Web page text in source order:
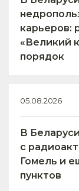
карьеров:
«Великий
порядок
05.08.2026
В
с
Гомель и
пунктов